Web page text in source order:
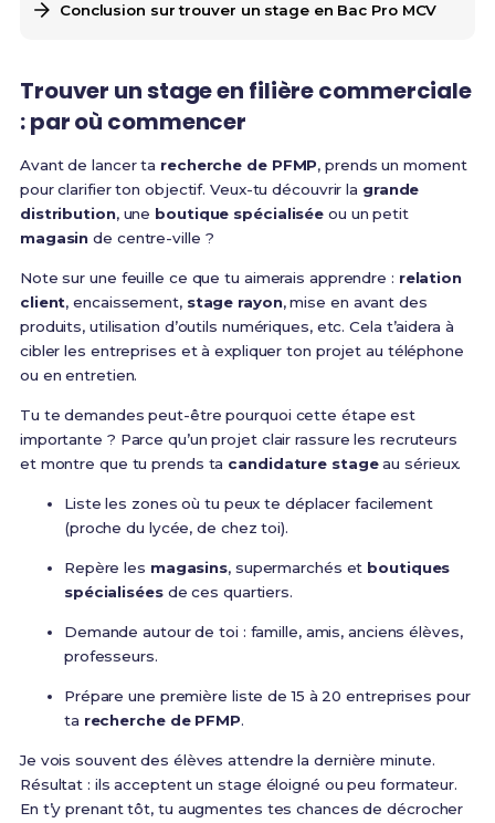
Conclusion sur trouver un stage en Bac Pro MCV
Trouver un stage en filière commerciale
: par où commencer
Avant de lancer ta recherche de PFMP, prends un moment
pour clarifier ton objectif. Veux-tu découvrir la grande
distribution, une boutique spécialisée ou un petit
magasin de centre-ville ?
Note sur une feuille ce que tu aimerais apprendre : relation
client, encaissement, stage rayon, mise en avant des
produits, utilisation d’outils numériques, etc. Cela t’aidera à
cibler les entreprises et à expliquer ton projet au téléphone
ou en entretien.
Tu te demandes peut-être pourquoi cette étape est
importante ? Parce qu’un projet clair rassure les recruteurs
et montre que tu prends ta candidature stageau sérieux.
Liste les zones où tu peux te déplacer facilement
(proche du lycée, de chez toi).
Repère les magasins, supermarchés et boutiques
spécialiséesde ces quartiers.
Demande autour de toi : famille, amis, anciens élèves,
professeurs.
Prépare une première liste de 15 à 20 entreprises pour
ta recherche de PFMP.
Je vois souvent des élèves attendre la dernière minute.
Résultat : ils acceptent un stage éloigné ou peu formateur.
En t’y prenant tôt, tu augmentes tes chances de décrocher